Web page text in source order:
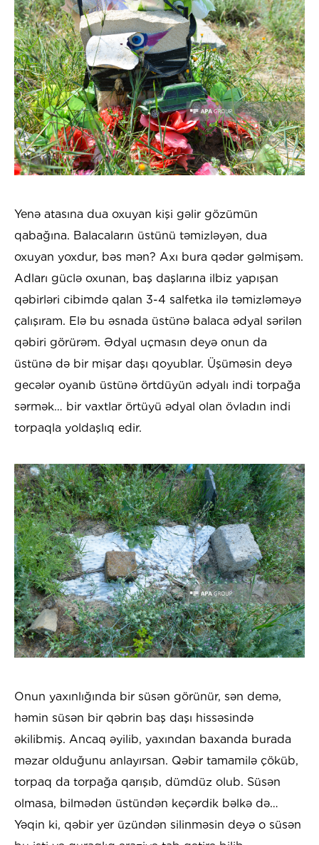
Yenə atasına dua oxuyan kişi gəlir gözümün
qabağına. Balacaların üstünü təmizləyən, dua
oxuyan yoxdur, bəs mən? Axı bura qədər gəlmişəm.
Adları güclə oxunan, baş daşlarına ilbiz yapışan
qəbirləri cibimdə qalan 3-4 salfetka ilə təmizləməyə
çalışıram. Elə bu əsnada üstünə balaca ədyal sərilən
qəbiri görürəm. Ədyal uçmasın deyə onun da
üstünə də bir mişar daşı qoyublar. Üşüməsin deyə
gecələr oyanıb üstünə örtdüyün ədyalı indi torpağa
sərmək… bir vaxtlar örtüyü ədyal olan övladın indi
torpaqla yoldaşlıq edir.
Onun yaxınlığında bir süsən görünür, sən demə,
həmin süsən bir qəbrin baş daşı hissəsində
əkilibmiş. Ancaq əyilib, yaxından baxanda burada
məzar olduğunu anlayırsan. Qəbir tamamilə çöküb,
torpaq da torpağa qarışıb, dümdüz olub. Süsən
olmasa, bilmədən üstündən keçərdik bəlkə də…
Yəqin ki, qəbir yer üzündən silinməsin deyə o süsən